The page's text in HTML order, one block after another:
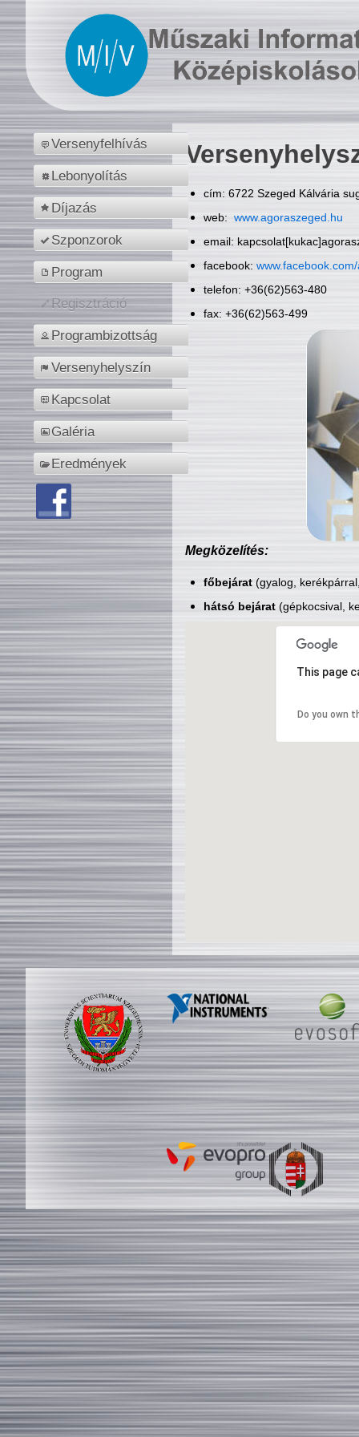
Versenyfelhívás
Lebonyolítás
Díjazás
Szponzorok
Program
Regisztráció
Programbizottság
Versenyhelyszín
Kapcsolat
Galéria
Eredmények
cím: 6722 Szeged Kálvária
web: www.agoraszeged.hu
email:
facebook:
telefon: +36(62)563-480
fax: +36(62)563-499
Megközelítés:
főbejárat(gyalog,
hátsó bejárat(gépkocsival,
This page
Do you own